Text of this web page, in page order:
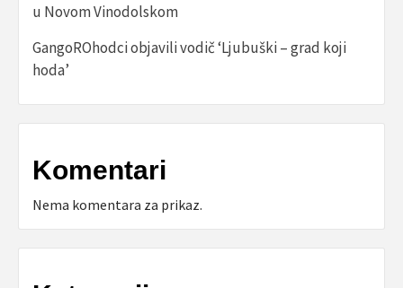
u Novom Vinodolskom
GangoROhodci objavili vodič ‘Ljubuški – grad koji
hoda’
Komentari
Nema komentara za prikaz.